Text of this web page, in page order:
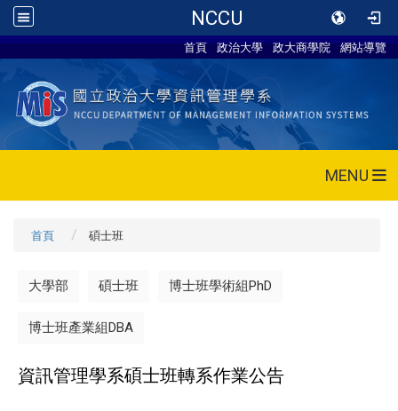
NCCU
首頁 政治大學 政大商學院 網站導覽
MENU
首頁 碩士班
大學部 碩士班 博士班學術組PhD
博士班產業組DBA
資訊管理學系碩士班轉系作業公告